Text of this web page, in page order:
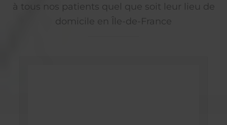
à tous nos patients quel que soit leur lieu de
domicile en Île-de-France